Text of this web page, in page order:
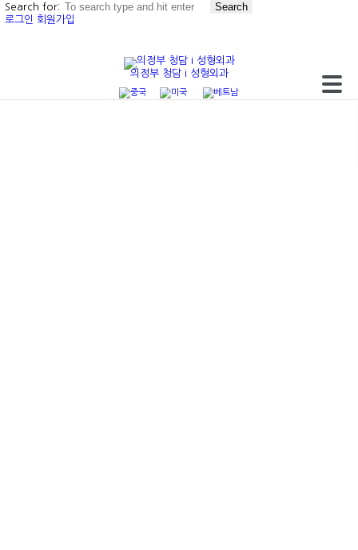
Search for:
로그인 회원가입
의정부 청담 i 성형외과